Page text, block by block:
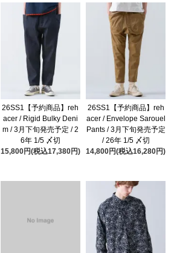
26SS1【予約商品】reh
acer / Rigid Bulky Deni
m / 3月下旬発売予定 / 2
6年 1/5 〆切
15,800円(税込17,380円)
26SS1【予約商品】reh
acer / Envelope Sarouel
Pants / 3月下旬発売予定
/ 26年 1/5 〆切
14,800円(税込16,280円)